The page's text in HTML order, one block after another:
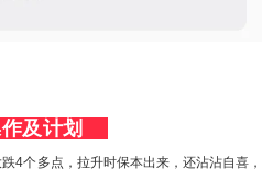
及计划
4个多点，拉升时保本出来，还沾沾自喜，